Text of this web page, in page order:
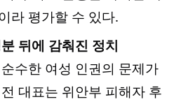
라 평가할 수 있다.
뒤에 감춰진 정치
수한 여성 인권의 문제가
대표는 위안부 피해자 후